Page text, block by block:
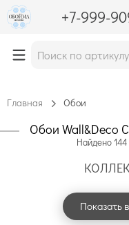
+7-999-
Главная Обои
Обои Wall&Deco
Найдено 144
Показать